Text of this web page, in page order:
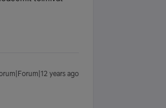
years ago